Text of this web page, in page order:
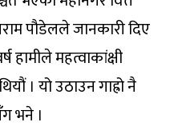
पौडेलले जानकारी दिए
हामीले महत्वाकांक्षी
। यो उठाउन गाह्रो नै
भने ।